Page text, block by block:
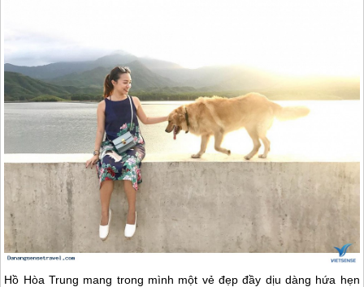
Hồ Hòa Trung mang trong mình một vẻ đẹp đầy dịu dàng hứa hẹn